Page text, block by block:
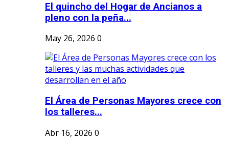
El quincho del Hogar de Ancianos a
pleno con la peña...
May 26, 2026 0
El Área de Personas Mayores crece con
los talleres...
Abr 16, 2026 0